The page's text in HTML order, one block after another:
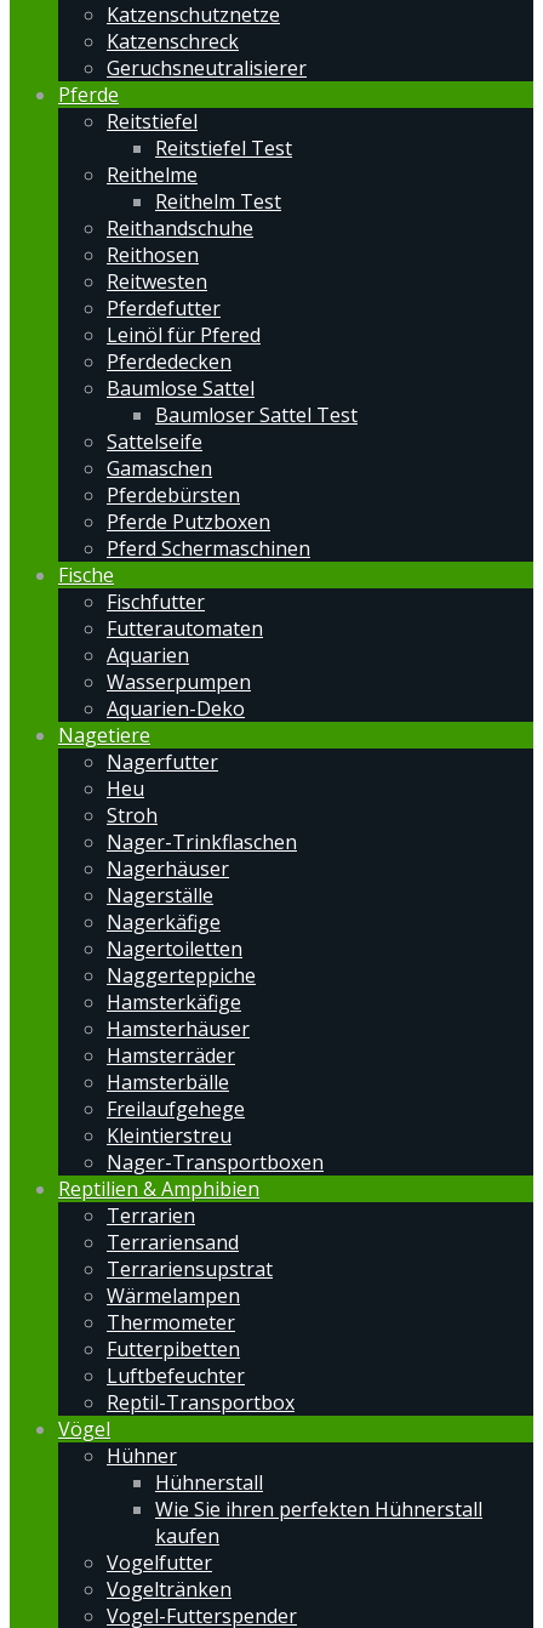
Katzenschutznetze
Katzenschreck
Geruchsneutralisierer
Pferde
Reitstiefel
Reitstiefel Test
Reithelme
Reithelm Test
Reithandschuhe
Reithosen
Reitwesten
Pferdefutter
Leinöl für Pfered
Pferdedecken
Baumlose Sattel
Baumloser Sattel Test
Sattelseife
Gamaschen
Pferdebürsten
Pferde Putzboxen
Pferd Schermaschinen
Fische
Fischfutter
Futterautomaten
Aquarien
Wasserpumpen
Aquarien-Deko
Nagetiere
Nagerfutter
Heu
Stroh
Nager-Trinkflaschen
Nagerhäuser
Nagerställe
Nagerkäfige
Nagertoiletten
Naggerteppiche
Hamsterkäfige
Hamsterhäuser
Hamsterräder
Hamsterbälle
Freilaufgehege
Kleintierstreu
Nager-Transportboxen
Reptilien & Amphibien
Terrarien
Terrariensand
Terrariensupstrat
Wärmelampen
Thermometer
Futterpibetten
Luftbefeuchter
Reptil-Transportbox
Vögel
Hühner
Hühnerstall
Wie Sie ihren perfekten Hühnerstall
kaufen
Vogelfutter
Vogeltränken
Vogel-Futterspender